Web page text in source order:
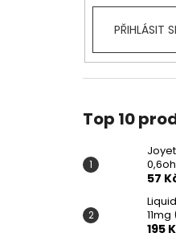
PŘIHLÁSIT
Top 10
57
195